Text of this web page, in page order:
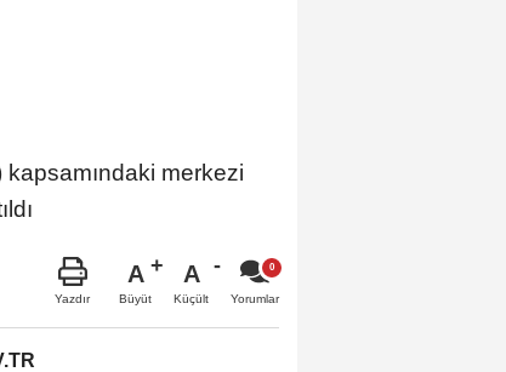
merkezi
Yazdır
A
Büyüt
A
Küçült Yorumlar